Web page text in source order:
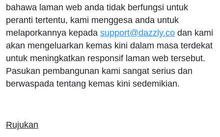
bahawa laman web anda tidak berfungsi untuk
peranti tertentu, kami menggesa anda untuk
melaporkannya kepada support@dazzly.co dan kami
akan mengeluarkan kemas kini dalam masa terdekat
untuk meningkatkan responsif laman web tersebut.
Pasukan pembangunan kami sangat serius dan
berwaspada tentang kemas kini sedemikian.
Rujukan